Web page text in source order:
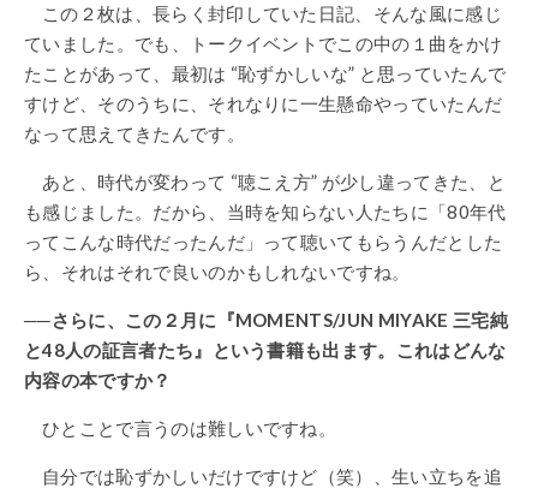
この２枚は、長らく封印していた日記、そんな風に感じ
ていました。でも、トークイベントでこの中の１曲をかけ
たことがあって、最初は “恥ずかしいな” と思っていたんで
すけど、そのうちに、それなりに一生懸命やっていたんだ
なって思えてきたんです。
あと、時代が変わって “聴こえ方” が少し違ってきた、と
も感じました。だから、当時を知らない人たちに「80年代
ってこんな時代だったんだ」って聴いてもらうんだとした
ら、それはそれで良いのかもしれないですね。
──さらに、この２月に『MOMENTS/JUN MIYAKE 三宅純
と48人の証言者たち』という書籍も出ます。これはどんな
内容の本ですか？
ひとことで言うのは難しいですね。
自分では恥ずかしいだけですけど（笑）、生い立ちを追